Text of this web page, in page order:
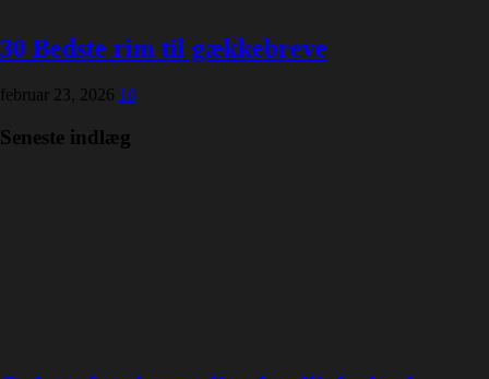
30 Bedste rim til gækkebreve
februar 23, 2026 10
Seneste indlæg